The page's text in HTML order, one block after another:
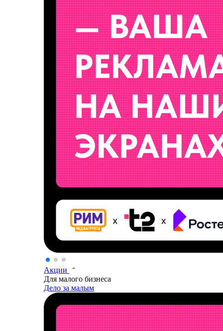
Акции
Для малого бизнеса
Дело за малым